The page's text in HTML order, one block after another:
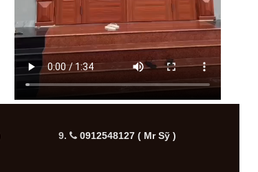
9. 0912548127 ( Mr Sỹ )